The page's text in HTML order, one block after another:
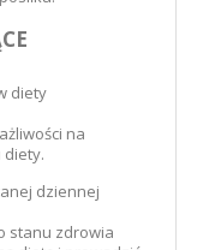
diety
na
diety.
dziennej
stanu zdrowia